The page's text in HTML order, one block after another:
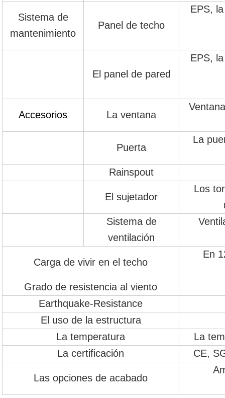
Sistema de
mantenimiento
Panel de techo
EPS,
El panel de pared
EPS,
Accesorios La ventana
Puerta
La
Rainspout
El sujetador
Los
Sistema de
ventilación
Carga de vivir en el techo
En
Grado de resistencia al viento
Earthquake-Resistance
El uso de la estructura
La temperatura
La
La certificación
CE,
Las opciones de acabado